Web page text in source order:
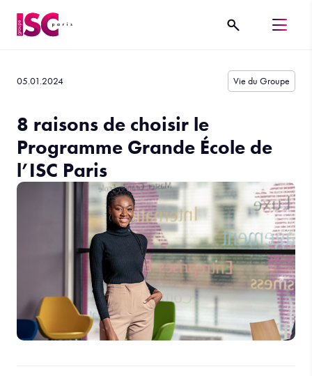
05.01.2024 Vie du Groupe
8 raisons de choisir le
Programme Grande École de
l’ISC Paris